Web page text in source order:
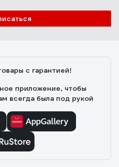
с гарантией!
приложение, чтобы
всегда была под рукой